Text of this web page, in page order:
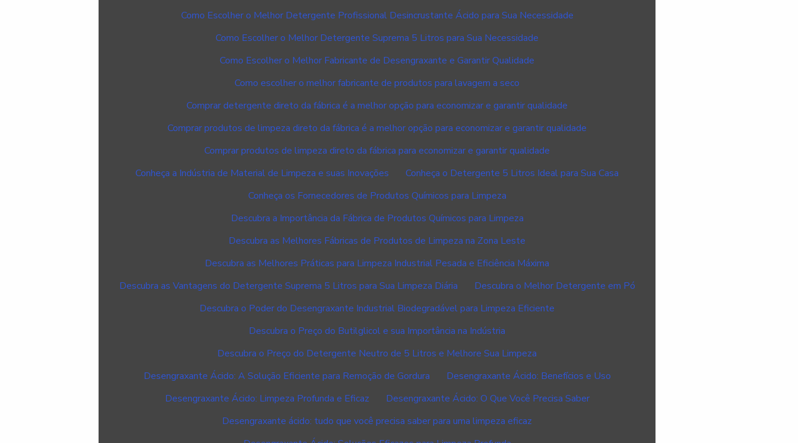
Como Escolher o Melhor Detergente Profissional Desincrustante Ácido para Sua Necessidade
Como Escolher o Melhor Detergente Suprema 5 Litros para Sua Necessidade
Como Escolher o Melhor Fabricante de Desengraxante e Garantir Qualidade
Como escolher o melhor fabricante de produtos para lavagem a seco
Comprar detergente direto da fábrica é a melhor opção para economizar e garantir qualidade
Comprar produtos de limpeza direto da fábrica é a melhor opção para economizar e garantir qualidade
Comprar produtos de limpeza direto da fábrica para economizar e garantir qualidade
Conheça a Indústria de Material de Limpeza e suas Inovações
Conheça o Detergente 5 Litros Ideal para Sua Casa
Conheça os Fornecedores de Produtos Químicos para Limpeza
Descubra a Importância da Fábrica de Produtos Químicos para Limpeza
Descubra as Melhores Fábricas de Produtos de Limpeza na Zona Leste
Descubra as Melhores Práticas para Limpeza Industrial Pesada e Eficiência Máxima
Descubra as Vantagens do Detergente Suprema 5 Litros para Sua Limpeza Diária
Descubra o Melhor Detergente em Pó
Descubra o Poder do Desengraxante Industrial Biodegradável para Limpeza Eficiente
Descubra o Preço do Butilglicol e sua Importância na Indústria
Descubra o Preço do Detergente Neutro de 5 Litros e Melhore Sua Limpeza
Desengraxante Ácido: A Solução Eficiente para Remoção de Gordura
Desengraxante Ácido: Benefícios e Uso
Desengraxante Ácido: Limpeza Profunda e Eficaz
Desengraxante Ácido: O Que Você Precisa Saber
Desengraxante ácido: tudo que você precisa saber para uma limpeza eficaz